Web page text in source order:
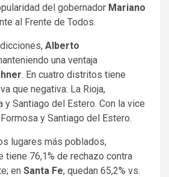
del gobernador Mariano
al Frente de Todos.
Alberto
una ventaja
. En cuatro distritos tiene
que negativa: La Rioja,
y Santiago del Estero. Con la vice
y Santiago del Estero.
lugares más poblados,
tiene 76,1% de rechazo contra
en Santa Fe, quedan 65,2% vs.